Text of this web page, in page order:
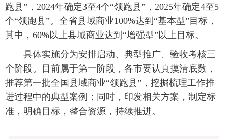
跑县”，2024年确定3至4个“领跑县”，2025年确定4至5
个“领跑县”。全省县域商业100%达到“基本型”目标，
其中，60%以上县域商业达到“增强型”以上目标。
具体实施分为安排启动、典型推广、验收考核三
个阶段。目前属于第一阶段，各市要认真摸清底数，
推荐第一批全国县域商业“领跑县”，挖掘梳理工作推
进过程中的典型案例；同时，印发相关方案，制定标
准，明确目标，整合资源，持续推进。